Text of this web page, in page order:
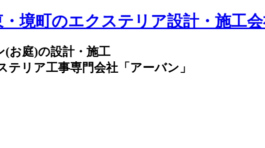
お庭)の設計・施工
リア工事専門会社「アーバン」